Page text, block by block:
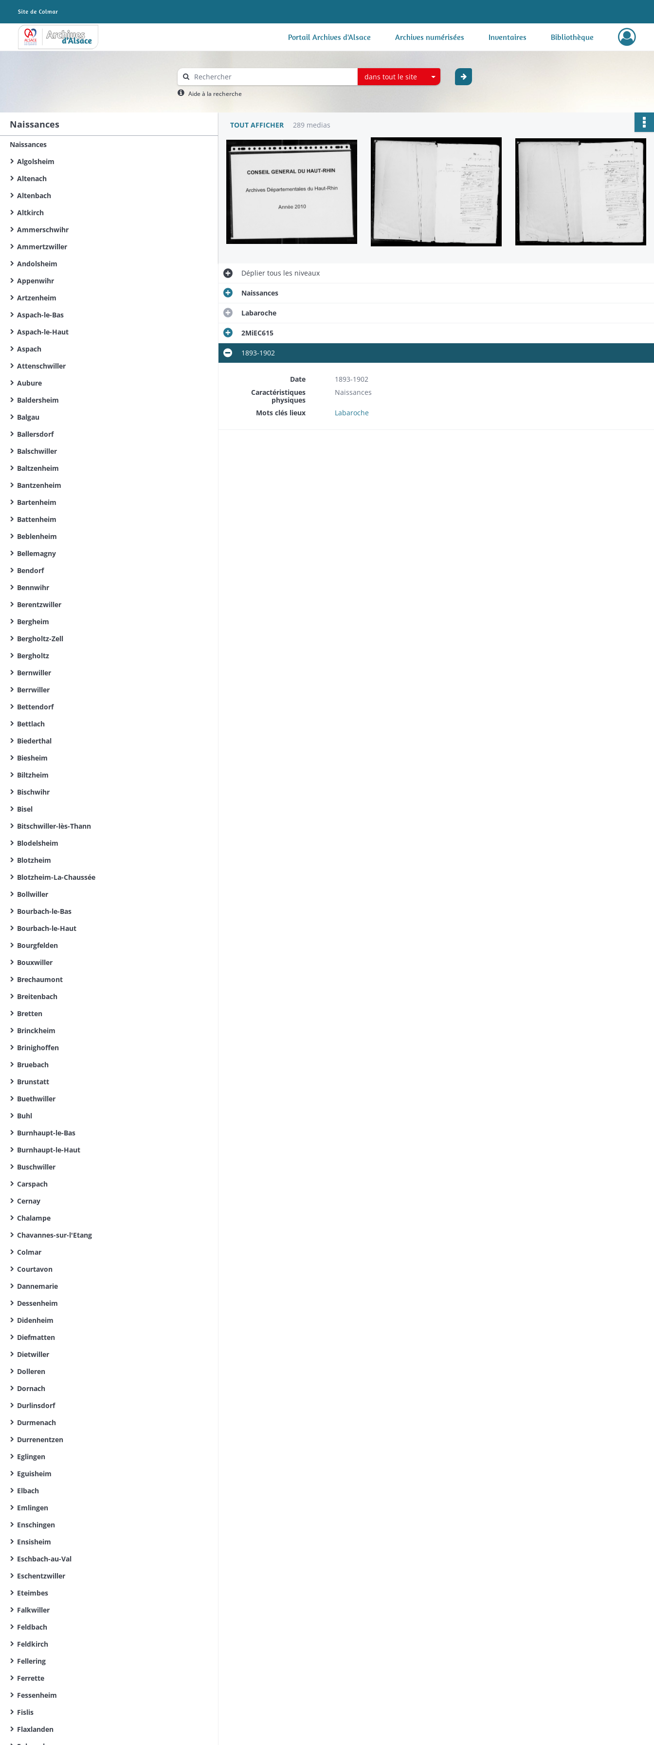
Archives Alsace - Colmar Portail Archives d'Alsace Archives numérisées Inventaires Bibliothèque
dans tout le site
Aide à la recherche
Naissances
Naissances
Algolsheim
Altenach
Altenbach
Altkirch
Ammerschwihr
Ammertzwiller
Andolsheim
Appenwihr
Artzenheim
Aspach-le-Bas
Aspach-le-Haut
Aspach
Attenschwiller
Aubure
Baldersheim
Balgau
Ballersdorf
Balschwiller
Baltzenheim
Bantzenheim
Bartenheim
Battenheim
Beblenheim
Bellemagny
Bendorf
Bennwihr
Berentzwiller
Bergheim
Bergholtz-Zell
Bergholtz
Bernwiller
Berrwiller
Bettendorf
Bettlach
Biederthal
Biesheim
Biltzheim
Bischwihr
Bisel
Bitschwiller-lès-Thann
Blodelsheim
Blotzheim
Blotzheim-La-Chaussée
Bollwiller
Bourbach-le-Bas
Bourbach-le-Haut
Bourgfelden
Bouxwiller
Brechaumont
Breitenbach
Bretten
Brinckheim
Brinighoffen
Bruebach
Brunstatt
Buethwiller
Buhl
Burnhaupt-le-Bas
Burnhaupt-le-Haut
Buschwiller
Carspach
Cernay
Chalampe
Chavannes-sur-l'Etang
Colmar
Courtavon
Dannemarie
Dessenheim
Didenheim
Diefmatten
Dietwiller
Dolleren
Dornach
Durlinsdorf
Durmenach
Durrenentzen
Eglingen
Eguisheim
Elbach
Emlingen
Enschingen
Ensisheim
Eschbach-au-Val
Eschentzwiller
Eteimbes
Falkwiller
Feldbach
Feldkirch
Fellering
Ferrette
Fessenheim
Fislis
Flaxlanden
TOUT AFFICHER 289 medias
Dépliertous les niveaux
Naissances
Labaroche
2MiEC615
1893-1902
Date
1893-1902
Caractéristiques
physiques
Naissances
Mots clés lieux Labaroche